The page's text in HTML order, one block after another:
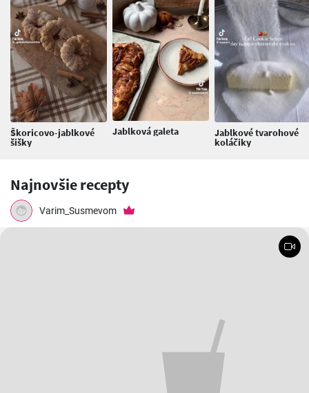
Škoricovo-jablkové
šišky
Jablková galeta Jablkové tvarohové
koláčiky
Najnovšie recepty
Varim_Susmevom